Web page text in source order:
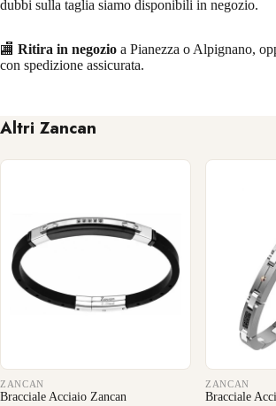
dubbi sulla taglia siamo disponibili in negozio.
🏬 Ritira in negozio a Pianezza o Alpignano,
con spedizione assicurata.
Altri Zancan
ZANCAN
Bracciale Acciaio Zancan
ZANCAN
Bracciale